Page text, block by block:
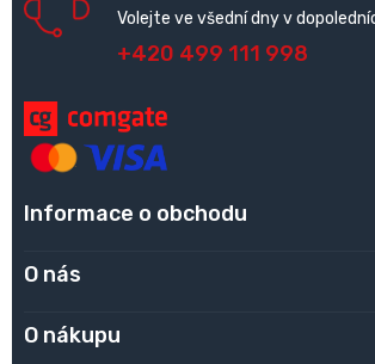
Volejte ve všední dny v
+420 499 111 998
Informace o obchodu
O nás
O nákupu